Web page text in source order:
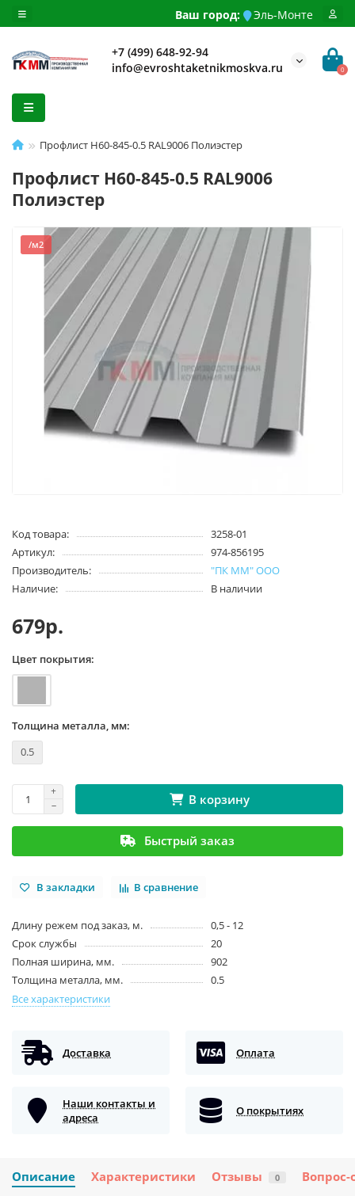
Ваш город: Эль-Монте
+7 (499) 648-92-94
info@evroshtaketnikmoskva.ru
0
Профлист Н60-845-0.5 RAL9006 Полиэстер
Профлист Н60-845-0.5 RAL9006
Полиэстер
/м2
Код товара:
3258-01
Артикул:
974-856195
Производитель:
"ПК ММ" ООО
Наличие:
В наличии
679р.
Цвет покрытия:
Толщина металла, мм:
0.5
В корзину
Быстрый заказ
В закладки В сравнение
Длину режем под заказ, м.
0,5 - 12
Срок службы
20
Полная ширина, мм.
902
Толщина металла, мм.
0.5
Все характеристики
Доставка Оплата
Наши контакты и
адреса
О покрытиях
Описание Характеристики Отзывы 0 Вопрос-